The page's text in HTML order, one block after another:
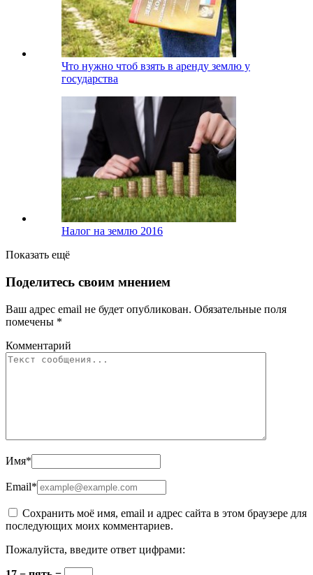
Что нужно чтоб взять в аренду землю у
государства
Налог на землю 2016
Показать ещё
Поделитесь своим мнением
Ваш адрес email не будет опубликован. Обязательные поля
помечены *
Комментарий
Имя*
Email*
Сохранить моё имя, email и адрес сайта в этом браузере для
последующих моих комментариев.
Пожалуйста, введите ответ цифрами: